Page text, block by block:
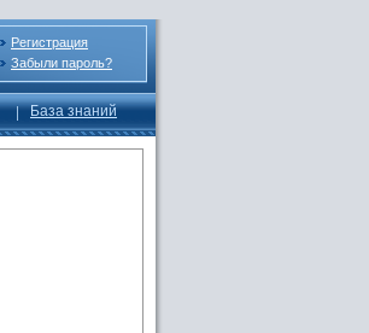
Регистрация
Забыли пароль?
База знаний